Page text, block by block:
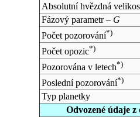
Absolutní hvězdná
Fázový parametr – G
Počet pozorování*)
Počet opozic*)
Pozorována v letech*)
Poslední pozorování*)
Typ planetky
Odvozené údaje